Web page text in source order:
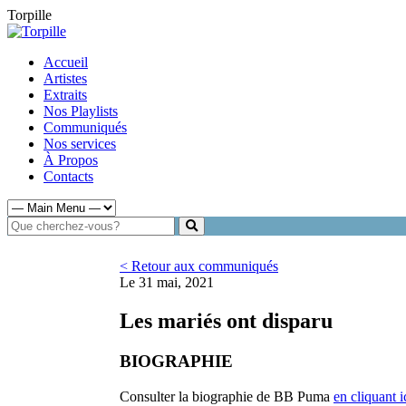
Torpille
Accueil
Artistes
Extraits
Nos Playlists
Communiqués
Nos services
À Propos
Contacts
< Retour aux communiqués
Le 31 mai, 2021
Les mariés ont disparu
BIOGRAPHIE
Consulter la biographie de BB Puma en cliquant